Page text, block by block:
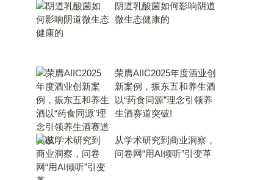
​阴道乳酸菌如何影响阴道
微生态健康的
荣膺AIIC2025年度酒业创
新案例，振东五和养生酒
以“药食同源”理念引领养
生酒赛道突破!
从学术研究到商业洞察，
问卷网“用AI倾听”引变革